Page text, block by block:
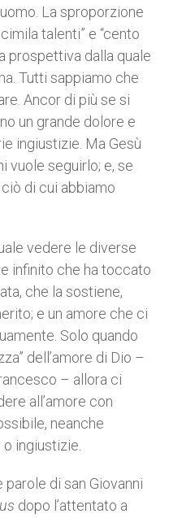
La sproporzione
talenti” e “cento
prospettiva dalla quale
Tutti sappiamo che
Ancor di più se si
un grande dolore e
ingiustizie. Ma Gesù
vuole seguirlo; e, se
di cui abbiamo
vedere le diverse
infinito che ha toccato
che la sostiene,
e un amore che ci
Solo quando
dell’amore di Dio –
– allora ci
all’amore con
neanche
ingiustizie.
di san Giovanni
dopo l’attentato a